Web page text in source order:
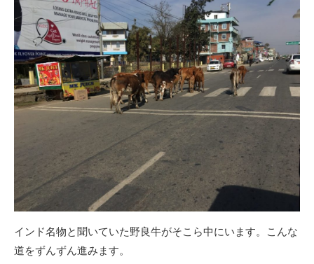
インド名物と聞いていた野良牛がそこら中にいます。こんな
道をずんずん進みます。